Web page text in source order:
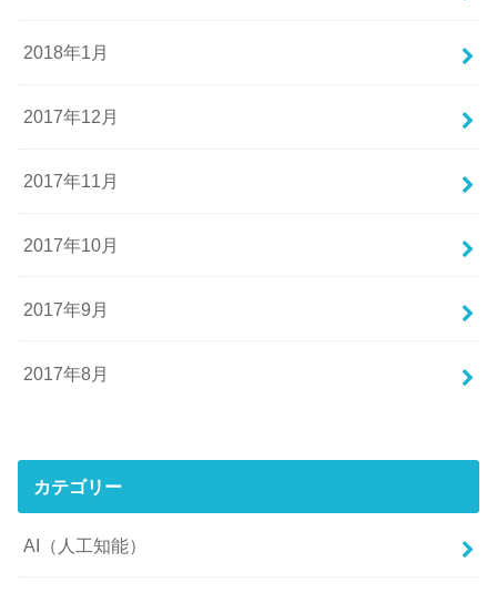
2018年1月
2017年12月
2017年11月
2017年10月
2017年9月
2017年8月
カテゴリー
AI（人工知能）